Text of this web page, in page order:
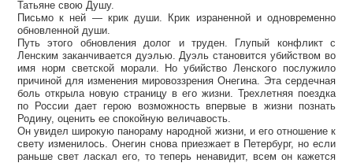
Татьяне свою Душу.
Письмо к ней — крик души. Крик израненной и одновременно
обновленной души.
Путь этого обновления долог и труден. Глупый конфликт с
Ленским заканчивается дуэлью. Дуэль становится убийством во
имя норм светской морали. Но убийство Ленского послужило
причиной для изменения мировоззрения Онегина. Эта сердечная
боль открыла новую страницу в его жизни. Трехлетняя поездка
по России дает герою возможность впервые в жизни познать
Родину, оценить ее спокойную величавость.
Он увидел широкую панораму народной жизни, и его отношение к
свету изменилось. Онегин снова приезжает в Петербург, но если
раньше свет ласкал его, то теперь ненавидит, всем он кажется